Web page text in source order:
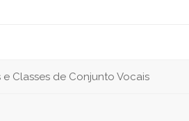
Classes de Conjunto Vocais